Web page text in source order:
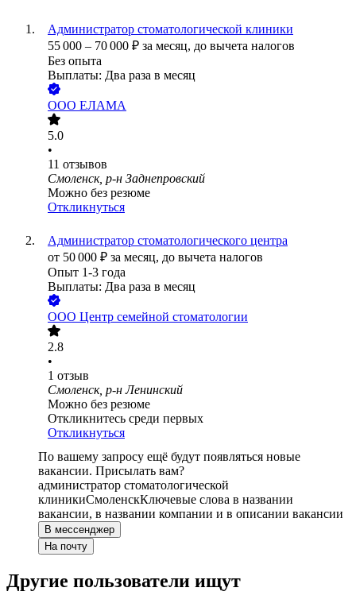
Администратор стоматологической клиники
55 000 – 70 000 ₽ за месяц, до вычета налогов
Без опыта
Выплаты: Два раза в месяц
ООО ЕЛАМА
5.0
•
11 отзывов
Смоленск, р-н Заднепровский
Можно без резюме
Откликнуться
Администратор стоматологического центра
от 50 000 ₽ за месяц, до вычета налогов
Опыт 1-3 года
Выплаты: Два раза в месяц
ООО Центр семейной стоматологии
2.8
•
1 отзыв
Смоленск, р-н Ленинский
Можно без резюме
Откликнитесь среди первых
Откликнуться
По вашему запросу ещё будут появляться новые
вакансии. Присылать вам?
администратор стоматологической
клиникиСмоленскКлючевые слова в названии
вакансии, в названии компании и в описании вакансии
В мессенджер
На почту
Другие пользователи ищут